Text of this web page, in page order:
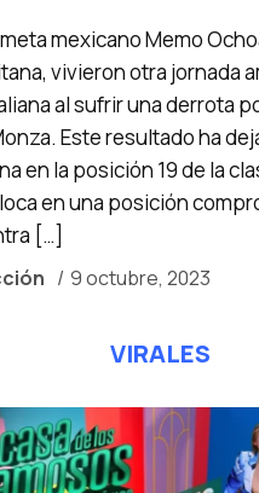
9 octubre, 2023
mexicano Memo
vivieron otra jornada
al sufrir una derrota
Este resultado ha
en la posición 19 de la
en una posición
[…]
VIRALES